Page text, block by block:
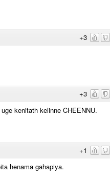
+3
+3
kenitath kelinne CHEENNU.
+1
henama gahapiya.